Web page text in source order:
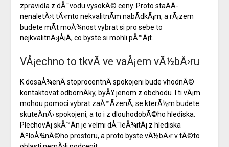
zpravidla z dÅ¯vodu vysokÃ© ceny. Proto staÄÃ­
nenaletÄ›t tÄ›mto nekvalitnÃ­m nabÃ­dkÃ¡m, a rÃ¡zem
budete mÃ­t moÅ¾nost vybrat si pro sebe to
nejkvalitnÄ›jÅ¡Ã­, co byste si mohli pÅ™Ã¡t.
VÅ¡echno to tkvÃ­ ve vaÅ¡em vÃ½bÄ›ru
K dosaÅ¾enÃ­ stoprocentnÃ­ spokojeni bude vhodnÃ©
kontaktovat odbornÃ­ky, byÅ¥ jenom z obchodu. I ti vÃ¡m
mohou pomoci vybrat zaÅ™Ã­zenÃ­, se kterÃ½m budete
skuteÄnÄ› spokojeni, a to i z dlouhodobÃ©ho hlediska.
PlechovÃ¡ skÅ™Ã­n je velmi dÅ¯leÅ¾itÃ¡ z hlediska
ÃºloÅ¾nÃ©ho prostoru, a proto byste vÃ½bÄ›r v tÃ©to